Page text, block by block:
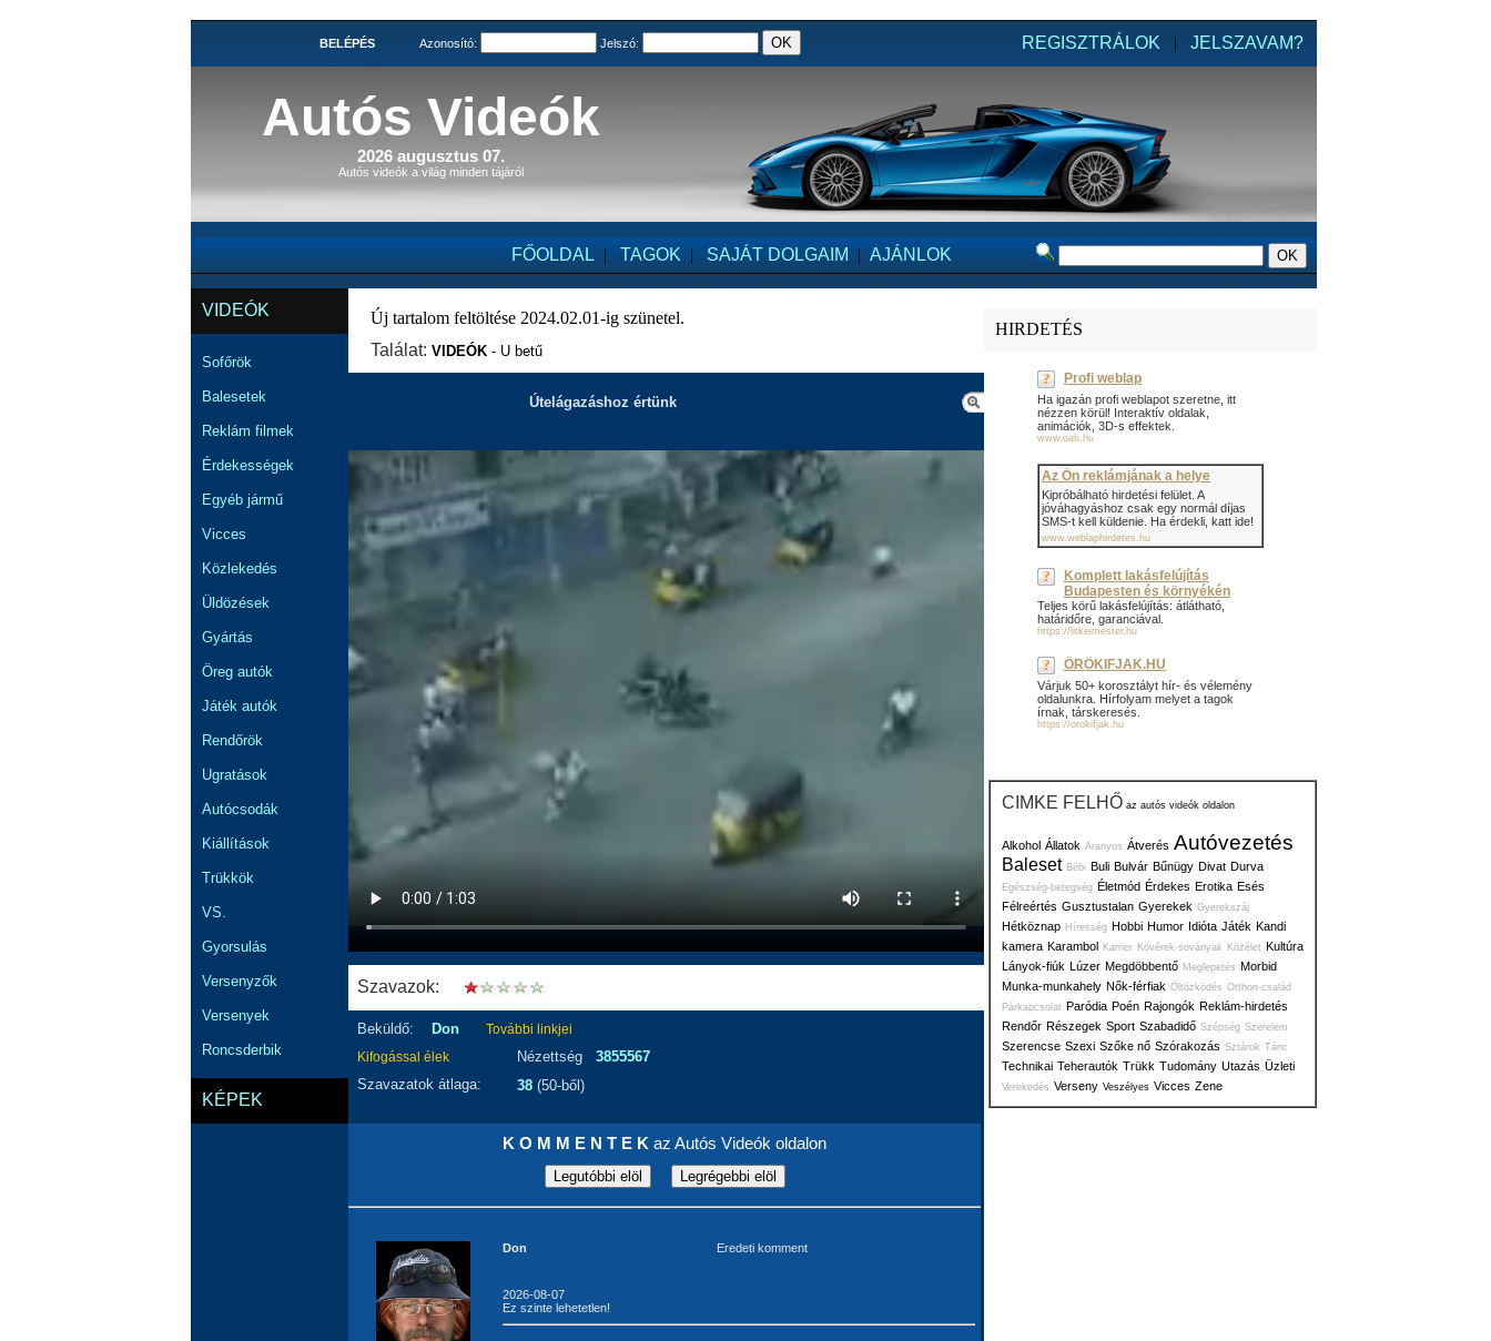
BELÉPÉS Azonosító: Jelszó: REGISZTRÁLOK | JELSZAVAM?
Autós Videók
2026 augusztus 07.
Autós videók a világ minden tájáról
FŐOLDAL | TAGOK | SAJÁT DOLGAIM | AJÁNLOK
VIDEÓK
Sofőrök
Balesetek
Reklám filmek
Érdekességek
Egyéb jármű
Vicces
Közlekedés
Üldözések
Gyártás
Öreg autók
Játék autók
Rendőrök
Ugratások
Autócsodák
Kiállítások
Trükkök
VS.
Gyorsulás
Versenyzők
Versenyek
Roncsderbik
KÉPEK
HIRDETÉS
Profi weblap
Ha igazán profi weblapot szeretne, itt
nézzen körül! Interaktív oldalak,
animációk, 3D-s effektek.
www.oab.hu
Az Ön reklámjának a helye
Kipróbálható hirdetési felület. A
jóváhagyáshoz csak egy normál díjas
SMS-t kell küldenie. Ha érdekli, katt ide!
www.weblaphirdetes.hu
Komplett lakásfelújítás
Budapesten és környékén
Teljes körű lakásfelújítás: átlátható,
határidőre, garanciával.
https://litkeimester.hu
ÖRÖKIFJAK.HU
Várjuk 50+ korosztályt hír- és vélemény
oldalunkra. Hírfolyam melyet a tagok
írnak, társkeresés.
https://orokifjak.hu
CIMKE FELHŐ az autós videók oldalon
Alkohol Állatok Aranyos Átverés Autóvezetés
Baleset Bébi Buli Bulvár Bűnügy Divat Durva
Egészség-betegség Életmód Érdekes Erotika Esés
Félreértés Gusztustalan Gyerekek Gyerekszáj
Hétköznap Híresség Hobbi Humor Idióta Játék Kandi
kamera Karambol Karrier Kövérek-soványak Közélet Kultúra
Lányok-fiúk Lúzer Megdöbbentő Meglepetés Morbid
Munka-munkahely Nők-férfiak Öltözködés Otthon-család
Párkapcsolat Paródia Poén Rajongók Reklám-hirdetés
Rendőr Részegek Sport Szabadidő Szépség Szerelem
Szerencse Szexi Szőke nő Szórakozás Sztárok Tánc
Technikai Teherautók Trükk Tudomány Utazás Üzleti
Verekedés Verseny Veszélyes Vicces Zene
Új tartalom feltöltése 2024.02.01-ig szünetel.
Találat: VIDEÓK - U betű
Útelágazáshoz értünk
Szavazok:
Beküldő: Don
További linkjei
Kifogással élek
Nézettség
3855567
Szavazatok átlaga:
38 (50-ből)
K O M M E N T E K az Autós Videók oldalon
Don Eredeti komment
2026-08-07
Ez szinte lehetetlen!